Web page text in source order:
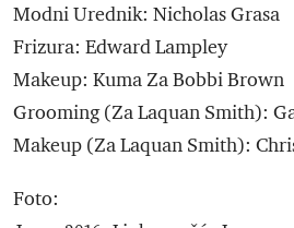
Modni Urednik: Nicholas Grasa
Frizura: Edward Lampley
Makeup: Kuma Za Bobbi Brown
Grooming (Za Laquan Smith):
Makeup (Za Laquan Smith):
Foto: